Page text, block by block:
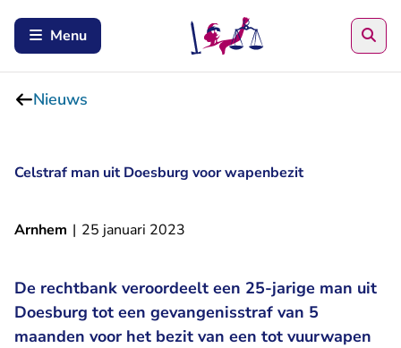
Menu
Nieuws
Celstraf man uit Doesburg voor wapenbezit
Arnhem | 25 januari 2023
De rechtbank veroordeelt een 25-jarige man uit
Doesburg tot een gevangenisstraf van 5
maanden voor het bezit van een tot vuurwapen